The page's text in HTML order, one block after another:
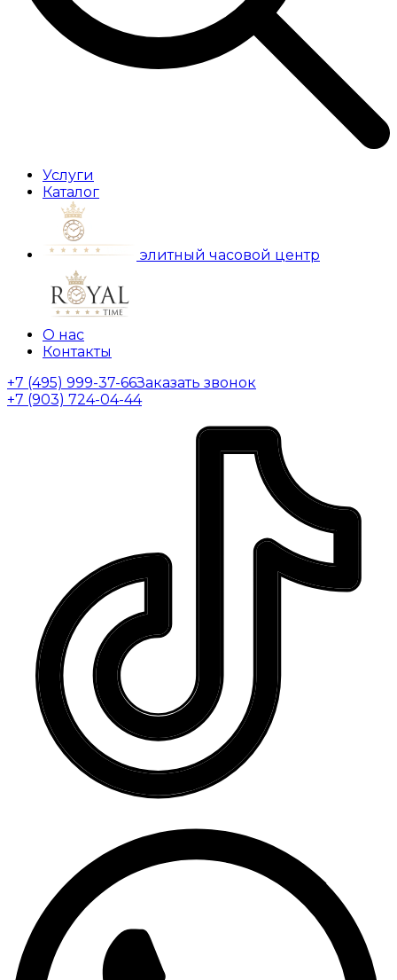
Услуги
Каталог
элитный часовой центр
О нас
Контакты
+7 (495) 999-37-66Заказать звонок
+7 (903) 724-04-44